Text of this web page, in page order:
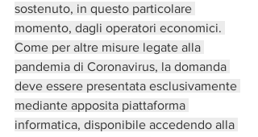
sostenuto, in questo particolare
momento, dagli operatori economici.
Come per altre misure legate alla
pandemia di Coronavirus, la domanda
deve essere presentata esclusivamente
mediante apposita piattaforma
informatica, disponibile accedendo alla